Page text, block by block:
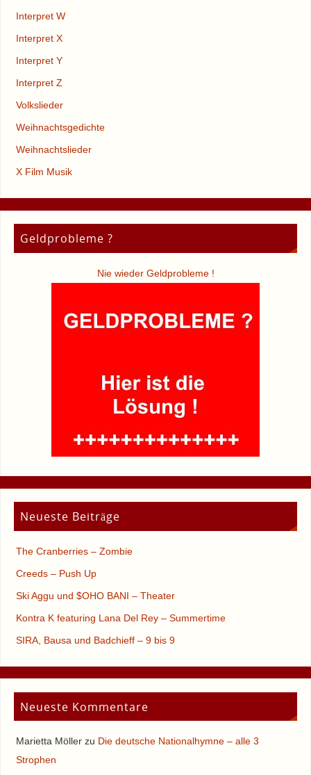
Interpret W
Interpret X
Interpret Y
Interpret Z
Volkslieder
Weihnachtsgedichte
Weihnachtslieder
X Film Musik
Geldprobleme ?
Nie wieder Geldprobleme !
Neueste Beiträge
The Cranberries – Zombie
Creeds – Push Up
Ski Aggu und $OHO BANI – Theater
Kontra K featuring Lana Del Rey – Summertime
SIRA, Bausa und Badchieff – 9 bis 9
Neueste Kommentare
Marietta Möllerzu Die deutsche Nationalhymne – alle 3
Strophen